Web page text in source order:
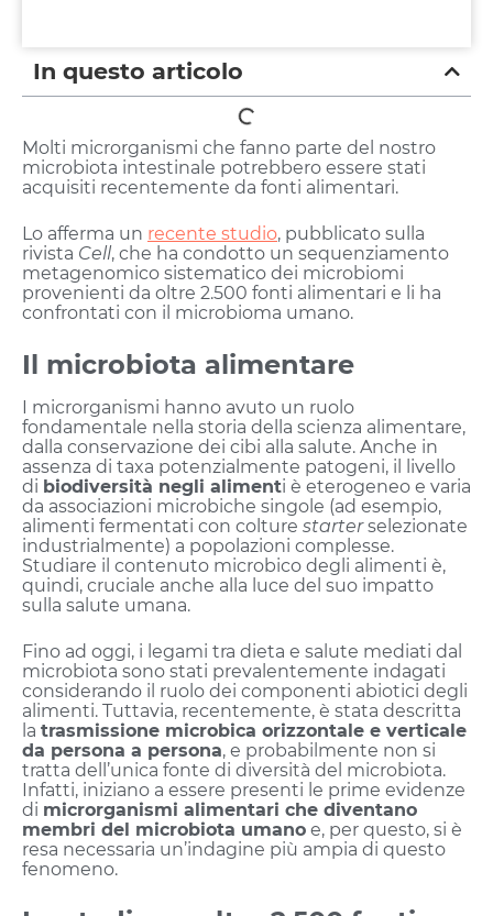
In questo articolo
Molti microrganismi che fanno parte del nostro
microbiota intestinale potrebbero essere stati
acquisiti recentemente da fonti alimentari.
Lo afferma un recente studio, pubblicato sulla
rivista Cell, che ha condotto un sequenziamento
metagenomico sistematico dei microbiomi
provenienti da oltre 2.500 fonti alimentari e li ha
confrontati con il microbioma umano.
Il microbiota alimentare
I microrganismi hanno avuto un ruolo
fondamentale nella storia della scienza alimentare,
dalla conservazione dei cibi alla salute. Anche in
assenza di taxa potenzialmente patogeni, il livello
di biodiversità negli alimenti è eterogeneo e varia
da associazioni microbiche singole (ad esempio,
alimenti fermentati con colture starterselezionate
industrialmente) a popolazioni complesse.
Studiare il contenuto microbico degli alimenti è,
quindi, cruciale anche alla luce del suo impatto
sulla salute umana.
Fino ad oggi, i legami tra dieta e salute mediati dal
microbiota sono stati prevalentemente indagati
considerando il ruolo dei componenti abiotici degli
alimenti. Tuttavia, recentemente, è stata descritta
la trasmissione microbica orizzontale e verticale
da persona a persona, e probabilmente non si
tratta dell’unica fonte di diversità del microbiota.
Infatti, iniziano a essere presenti le prime evidenze
di microrganismi alimentari che diventano
membri del microbiota umano e, per questo, si è
resa necessaria un’indagine più ampia di questo
fenomeno.